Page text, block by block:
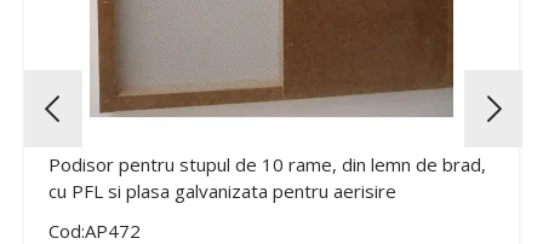
Podisor pentru stupul de 10 rame, din lemn de brad,
cu PFL si plasa galvanizata pentru aerisire
Cod:AP472